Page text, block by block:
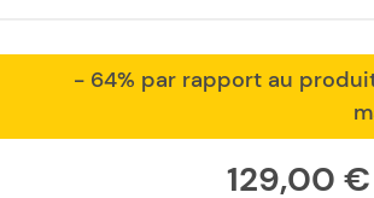
- 64% par rapport au
129,00 €